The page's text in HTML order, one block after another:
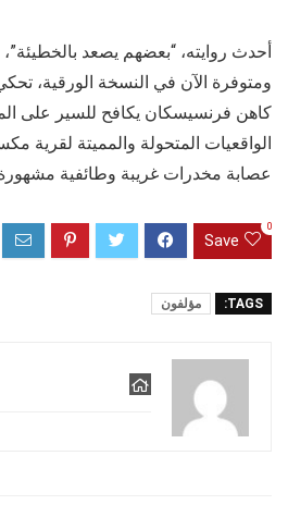
ومتوفرة الآن في النسخة الورقية،
كاهن فرنسيسكان يكافح للسير على
الواقعيات المتحولة والمميتة لقرية
عصابة مخدرات غريبة وطائفية
Save
0
TAGS: مؤلفون